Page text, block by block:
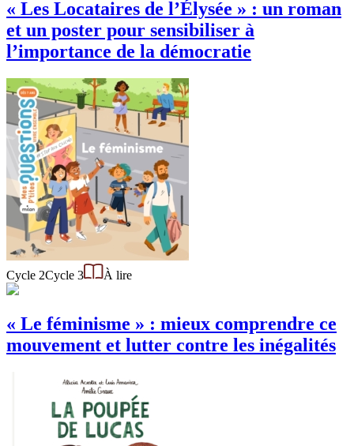
« Les Locataires de l’Élysée » : un roman
et un poster pour sensibiliser à
l’importance de la démocratie
Cycle 2Cycle 3 À lire
« Le féminisme » : mieux comprendre ce
mouvement et lutter contre les inégalités